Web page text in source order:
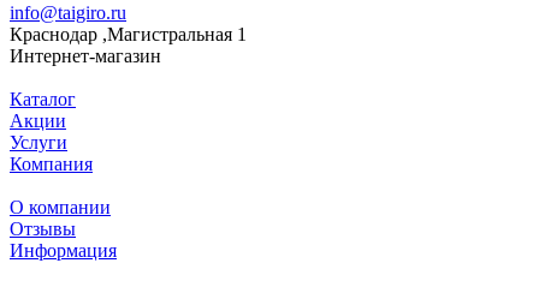
info@taigiro.ru
Краснодар ,Магистральная 1
Интернет-магазин
Каталог
Акции
Услуги
Компания
О компании
Отзывы
Информация